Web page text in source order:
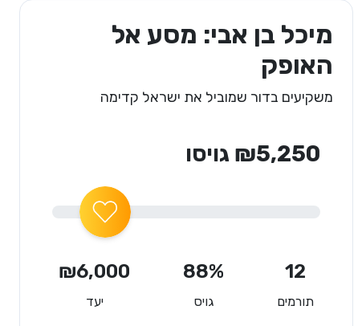
מיכל בן אבי: מסע אל
האופק
משקיעים בדור שמוביל את ישראל קדימה
₪5,250 גויסו
12
תורמים
88%
גויס
₪6,000
יעד